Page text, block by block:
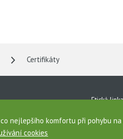
Certifikáty
Etická linka
Ochrana
nejlepšího komfortu při pohybu
cookies